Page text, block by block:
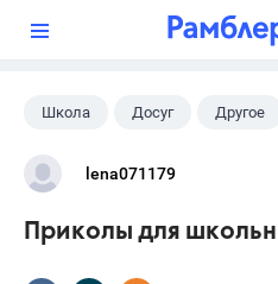
Школа Досуг Другое
lena071179
Приколы для